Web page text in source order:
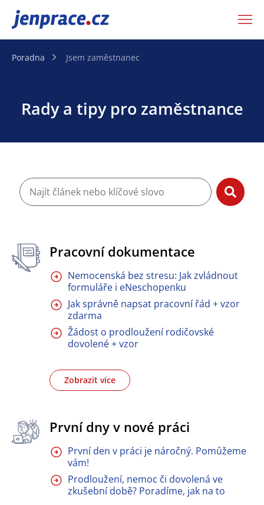
JenPráce.cz
Poradna Jsem zaměstnanec
Rady a tipy pro zaměstnance
Pracovní dokumentace
Nemocenská bez stresu: Jak zvládnout
formuláře i eNeschopenku
Jak správně napsat pracovní řád + vzor
zdarma
Žádost o prodloužení rodičovské
dovolené + vzor
Zobrazit více
První dny v nové práci
První den v práci je náročný. Pomůžeme
vám!
Prodloužení, nemoc či dovolená ve
zkušební době? Poradíme, jak na to